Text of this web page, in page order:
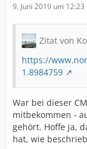
9. Juni 2019 um 12:23
Zitat von
https://
1.8984759
War bei dieser
mitbekommen -
gehört. Hoffe ja,
hat, wie